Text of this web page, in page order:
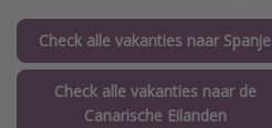
Check alle vakanties naar Spanje
Check alle vakanties naar de
Canarische Eilanden